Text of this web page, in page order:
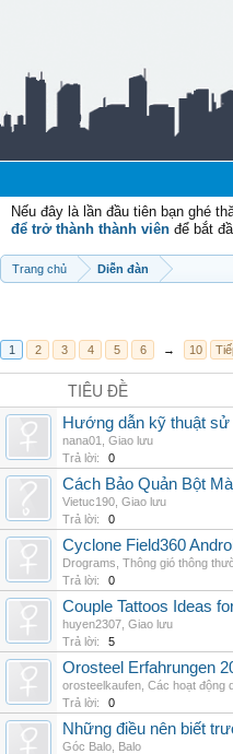
Nếu đây là lần đầu tiên bạn ghé
để trở thành thành viên để bắt
Trang chủ Diễn đàn
1 2 3 4 5 6 → 10
TIÊU ĐỀ
Hướng dẫn kỹ thuật sử
nana01
Giao lưu
Trả lời:
0
Cách Bảo Quản Bột
Vietuc190 Giao lưu
Trả lời:
0
Cyclone Field360
Drograms Thông gió thông
Trả lời:
0
Couple Tattoos Ideas
huyen2307 Giao lưu
Trả lời:
5
Orosteel Erfahrungen
orosteelkaufen Các hoạt động
Trả lời:
0
Những điều nên biết
Góc Balo Balo